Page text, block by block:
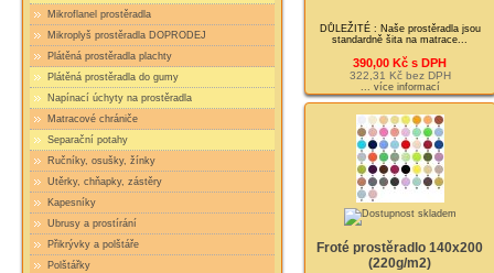
Mikroflanel prostěradla
Mikroplyš prostěradla DOPRODEJ
Plátěná prostěradla plachty
Plátěná prostěradla do gumy
Napínací úchyty na prostěradla
Matracové chrániče
Separační potahy
Ručníky, osušky, žínky
Utěrky, chňapky, zástěry
Kapesníky
Ubrusy a prostírání
Přikrývky a polštáře
Polštářky
DŮLEŽITÉ : Naše prostěradla jsou
standardně šita na matrace...
390,00 Kč s DPH
322,31 Kč bez DPH
... více informací
Froté prostěradlo 140x200
(220g/m2)